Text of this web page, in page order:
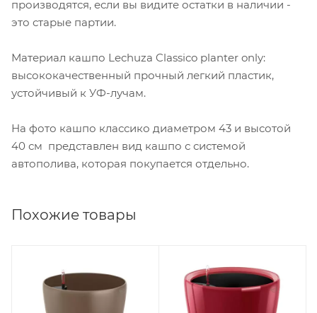
производятся, если вы видите остатки в наличии -
это старые партии.
Материал кашпо Lechuza Classico planter only:
высококачественный прочный легкий пластик,
устойчивый к УФ-лучам.
На фото кашпо классико диаметром 43 и высотой
40 см представлен вид кашпо с системой
автополива, которая покупается отдельно.
Похожие товары